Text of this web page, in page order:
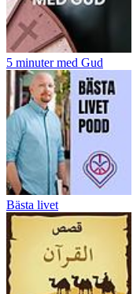
5 minuter med Gud
Bästa livet